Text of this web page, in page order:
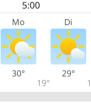
Mo Di
30°
19°
29°